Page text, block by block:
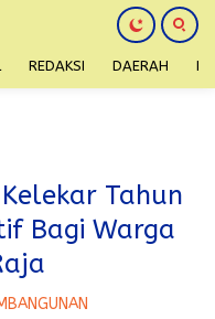
REDAKSI DAERAH
Tahun
Bagi Warga